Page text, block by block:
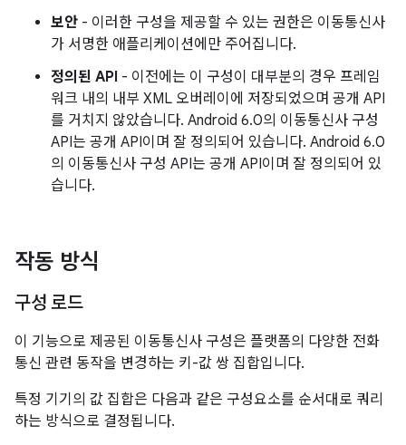
보안 - 이러한 구성을 제공할 수 있는 권한은 이동통신사
가 서명한 애플리케이션에만 주어집니다.
정의된 API - 이전에는 이 구성이 대부분의 경우 프레임
워크 내의 내부 XML 오버레이에 저장되었으며 공개 API
를 거치지 않았습니다. Android 6.0의 이동통신사 구성
API는 공개 API이며 잘 정의되어 있습니다. Android 6.0
의 이동통신사 구성 API는 공개 API이며 잘 정의되어 있
습니다.
작동 방식
구성 로드
이 기능으로 제공된 이동통신사 구성은 플랫폼의 다양한 전화
통신 관련 동작을 변경하는 키-값 쌍 집합입니다.
특정 기기의 값 집합은 다음과 같은 구성요소를 순서대로 쿼리
하는 방식으로 결정됩니다.